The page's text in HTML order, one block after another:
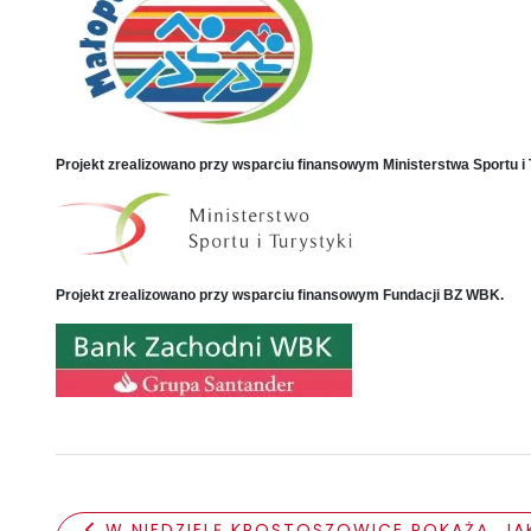
Projekt zrealizowano przy wsparciu finansowym Ministerstwa Sportu i
Projekt zrealizowano przy wsparciu finansowym Fundacji BZ WBK.